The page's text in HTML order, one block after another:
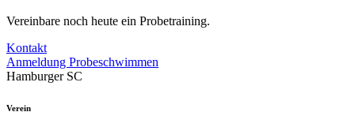
Vereinbare noch heute ein Probetraining.
Kontakt
Anmeldung Probeschwimmen
Hamburger SC
Verein